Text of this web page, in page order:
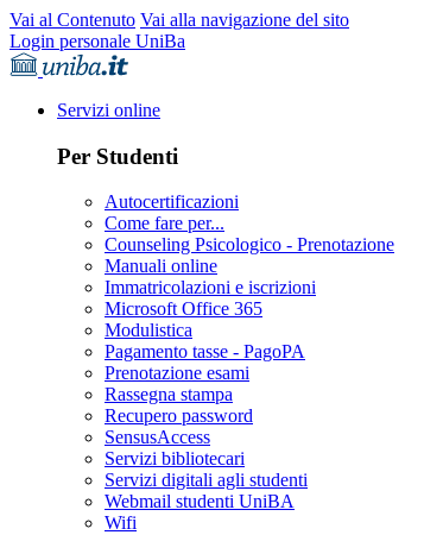
Vai al Contenuto Vai alla navigazione del sito
Login personale UniBa
Servizi online
Per Studenti
Autocertificazioni
Come fare per...
Counseling Psicologico - Prenotazione
Manuali online
Immatricolazioni e iscrizioni
Microsoft Office 365
Modulistica
Pagamento tasse - PagoPA
Prenotazione esami
Rassegna stampa
Recupero password
SensusAccess
Servizi bibliotecari
Servizi digitali agli studenti
Webmail studenti UniBA
Wifi